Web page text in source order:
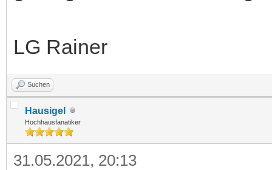
LG Rainer
Suchen
Hausigel
Hochhausfanatiker
31.05.2021, 20:13